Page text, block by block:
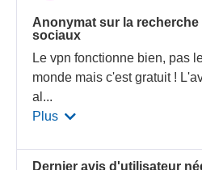
Anonymat sur la recherche
sociaux
Le vpn fonctionne bien, pas
monde mais c'est gratuit !
al ...
Plus
Dernier avis d'utilisateur